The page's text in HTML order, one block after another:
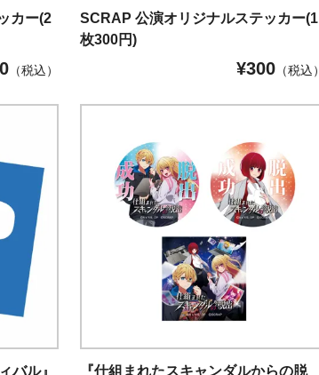
カー(2
（税込）
SCRAP 公演オリジナルステッカー(1
枚300円)
¥300（税込）
バル』
『仕組まれたスキャンダルからの脱